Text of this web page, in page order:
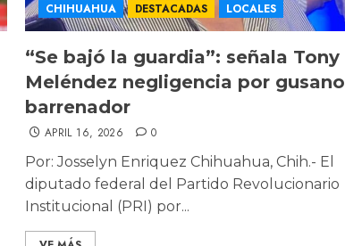
CHIHUAHUA DESTACADAS LOCALES
“Se bajó la guardia”: señala Tony
Meléndez negligencia por gusano
barrenador
APRIL 16, 2026 0
Por: Josselyn Enriquez Chihuahua, Chih.- El
diputado federal del Partido Revolucionario
Institucional (PRI) por...